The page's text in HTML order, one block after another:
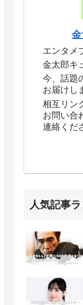
エンタメ
金太郎キ
今、話題
お届けし
相互リン
お問い合
連絡くだ
人気記事